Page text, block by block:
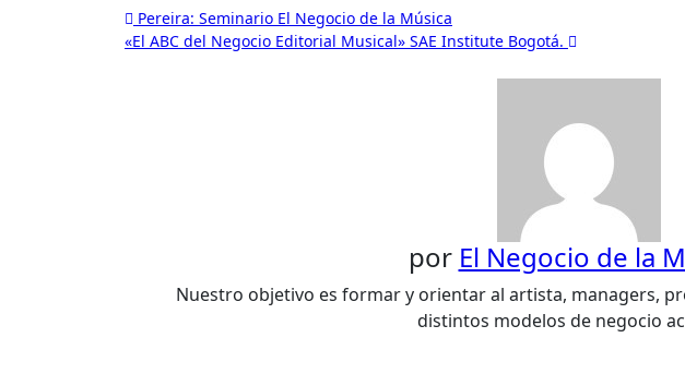
Navegación
Pereira: Seminario El Negocio de la Música
«El ABC del Negocio Editorial Musical» SAE Institute Bogotá.
por El Negocio de la
Nuestro objetivo es formar y orientar al artista, managers,
distintos modelos de negocio